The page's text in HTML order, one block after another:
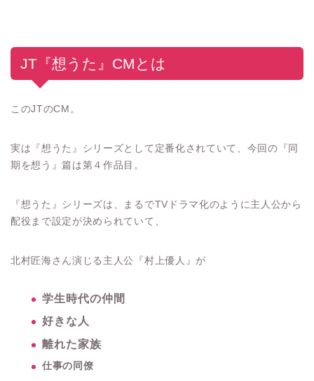
JT『想うた』CMとは
このJTのCM。
実は『想うた』シリーズとして定番化されていて、今回の『同
期を想う』篇は第４作品目。
『想うた』シリーズは、まるでTVドラマ化のように主人公から
配役まで設定が決められていて、
北村匠海さん演じる主人公『村上優人』が
学生時代の仲間
好きな人
離れた家族
仕事の同僚